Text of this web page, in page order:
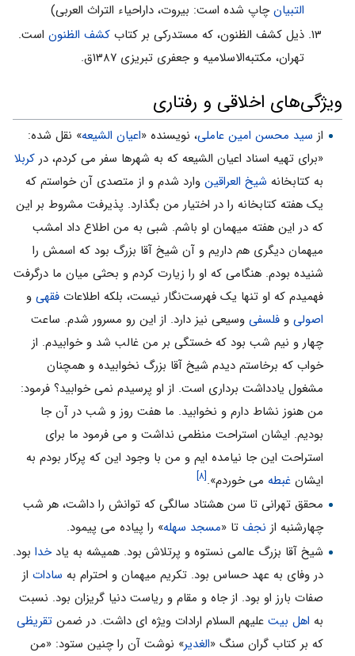
التبیانچاپ شده است: بیروت، داراحیاء التراث‌ العربی)
ذیل کشف‌ الظنون، که مستدرکی بر کتاب کشف‌ الظنوناست.
تهران، مکتبه‌الاسلامیه و جعفری تبریزی ۱۳۸۷ق.
ویژگی‌های اخلاقی و رفتاری
از سید محسن امین عاملی، نویسنده «اعیان الشیعه» نقل شده:
«برای تهیه اسناد اعیان الشیعه که به شهرها سفر می کردم، در کربلا
به کتابخانه شیخ العراقینوارد شدم و از متصدی آن خواستم که
یک هفته کتابخانه را در اختیار من بگذارد. پذیرفت مشروط بر این
که در این هفته میهمان او باشم. شبی به من اطلاع داد امشب
میهمان دیگری هم داریم و آن شیخ آقا بزرگ بود که اسمش را
شنیده بودم. هنگامی که او را زیارت کردم و بحثی میان ما درگرفت
فهمیدم که او تنها یک فهرست‌نگار نیست، بلکه اطلاعات فقهیو
اصولیو فلسفیوسیعی نیز دارد. از این رو مسرور شدم. ساعت
چهار و نیم شب بود که خستگی بر من غالب شد و خوابیدم. از
خواب که برخاستم دیدم شیخ آقا بزرگ نخوابیده و همچنان
مشغول یادداشت برداری است. از او پرسیدم نمی خوابید؟ فرمود:
من هنوز نشاط دارم و نخوابید. ما هفت روز و شب در آن جا
بودیم. ایشان استراحت منظمی نداشت و می فرمود ما برای
استراحت این جا نیامده ایم و من با وجود این که پرکار بودم به
ایشان غبطهمی خوردم».[۸]
محقق تهرانی تا سن هشتاد سالگی که توانش را داشت، هر شب
چهارشنبه از نجفتا «مسجد سهله» را پیاده می پیمود.
شیخ آقا بزرگ عالمی نستوه و پرتلاش بود. همیشه به یادخدابود.
در وفای به عهد حساس بود. تکریم میهمان و احترام به ساداتاز
صفات بارز او بود. از جاه و مقام و ریاست دنیا گریزان بود. نسبت
به اهل بیتعلیهم السلام ارادات ویژه ای داشت. در ضمن تقریظی
که بر کتاب گران سنگ «الغدیر» نوشت آن را چنین ستود: «من